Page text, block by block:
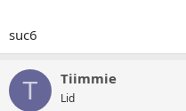
suc6
T Tiimmie
Lid